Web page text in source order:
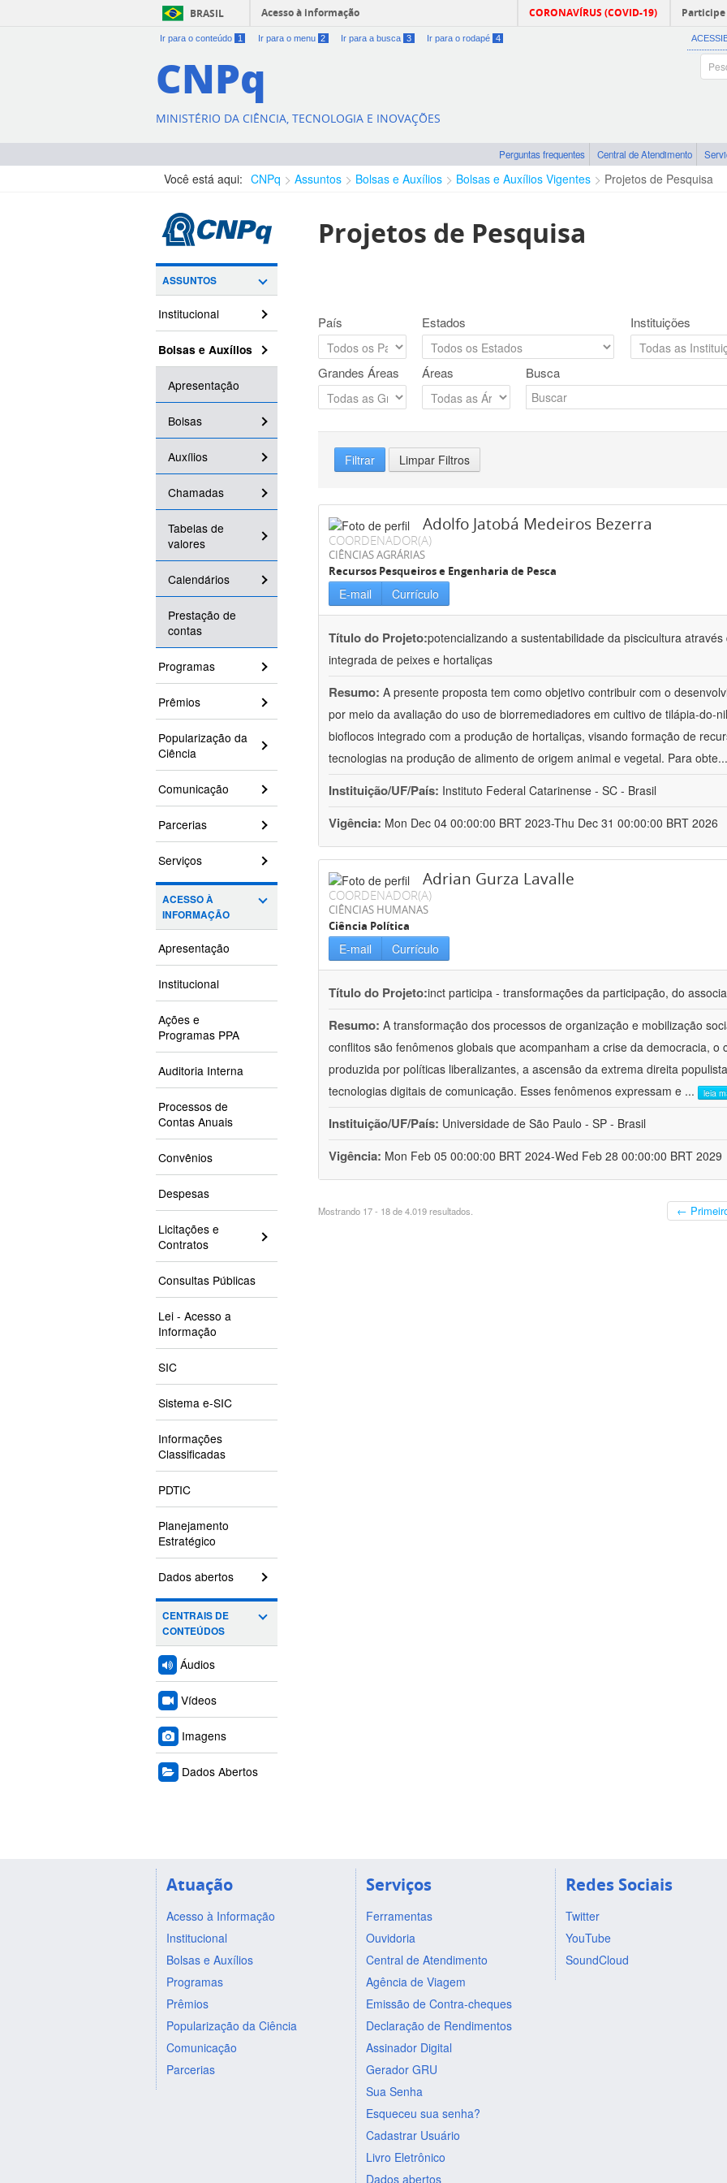
BRASIL Acesso à informação CORONAVÍRUS (COVID-19) Participe
Ir para o conteúdo 1 Ir para o menu 2 Ir para a busca 3 Ir para o rodapé 4
CNPq
MINISTÉRIO DA CIÊNCIA, TECNOLOGIA E INOVAÇÕES
Perguntas frequentes Central de Atendimento
Você está aqui: CNPq Assuntos Bolsas e Auxílios Bolsas e Auxílios Vigentes Projetos de Pesquisa
ASSUNTOS
Institucional
Bolsas e Auxílios
Apresentação
Bolsas
Auxílios
Chamadas
Tabelas de
valores
Calendários
Prestação de
contas
Programas
Prêmios
Popularização da
Ciência
Comunicação
Parcerias
Serviços
ACESSO À
INFORMAÇÃO
Apresentação
Institucional
Ações e
Programas PPA
Auditoria Interna
Processos de
Contas Anuais
Convênios
Despesas
Licitações e
Contratos
Consultas Públicas
Lei - Acesso a
Informação
SIC
Sistema e-SIC
Informações
Classificadas
PDTIC
Planejamento
Estratégico
Dados abertos
CENTRAIS DE
CONTEÚDOS
Áudios
Vídeos
Imagens
Dados Abertos
Projetos de Pesquisa
País Estados Instituições
Grandes Áreas Áreas Busca
Filtrar Limpar Filtros
Adolfo Jatobá Medeiros Bezerra
COORDENADOR(A)
CIÊNCIAS AGRÁRIAS
Recursos Pesqueiros e Engenharia de Pesca
E-mail Currículo
Título do Projeto:potencializando a sustentabilidade da piscicultura
integrada de peixes e hortaliças
Resumo: A presente proposta tem como objetivo contribuir com o
por meio da avaliação do uso de biorremediadores em cultivo de tilápia-do-
bioflocos integrado com a produção de hortaliças, visando formação de
tecnologias na produção de alimento de origem animal e vegetal. Para obte...
Instituição/UF/País: Instituto Federal Catarinense - SC - Brasil
Vigência: Mon Dec 04 00:00:00 BRT 2023-Thu Dec 31 00:00:00 BRT 2026
Adrian Gurza Lavalle
COORDENADOR(A)
CIÊNCIAS HUMANAS
Ciência Política
E-mail Currículo
Título do Projeto:inct participa - transformações da participação, do
Resumo: A transformação dos processos de organização e mobilização
conflitos são fenômenos globais que acompanham a crise da democracia, o
produzida por políticas liberalizantes, a ascensão da extrema direita
tecnologias digitais de comunicação. Esses fenômenos expressam e ... leia
Instituição/UF/País: Universidade de São Paulo - SP - Brasil
Vigência: Mon Feb 05 00:00:00 BRT 2024-Wed Feb 28 00:00:00 BRT 2029
Mostrando 17 - 18 de 4.019 resultados. ←
Atuação
Acesso à Informação
Institucional
Bolsas e Auxílios
Programas
Prêmios
Popularização da Ciência
Comunicação
Parcerias
Serviços
Ferramentas
Ouvidoria
Central de Atendimento
Agência de Viagem
Emissão de Contra-cheques
Declaração de Rendimentos
Assinador Digital
Gerador GRU
Sua Senha
Esqueceu sua senha?
Cadastrar Usuário
Livro Eletrônico
Dados abertos
Redes Sociais
Twitter
YouTube
SoundCloud